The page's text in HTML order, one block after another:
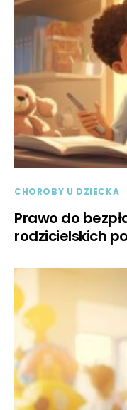
CHOROBY U DZIECKA
Prawo do
rodzicielskich